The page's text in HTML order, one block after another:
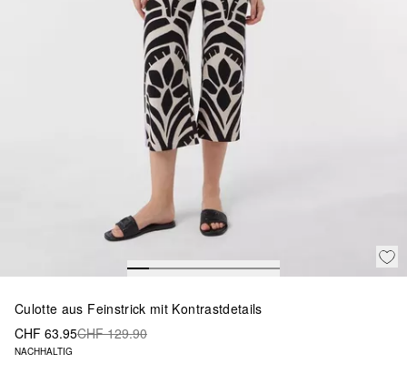
Culotte aus Feinstrick mit Kontrastdetails
CHF 63.95CHF 129.90
NACHHALTIG